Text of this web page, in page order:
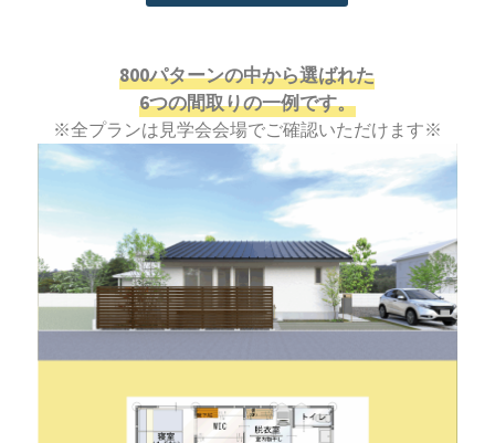
800パターンの中から選ばれた
6つの間取りの一例です。
※全プランは見学会会場でご確認いただけます※